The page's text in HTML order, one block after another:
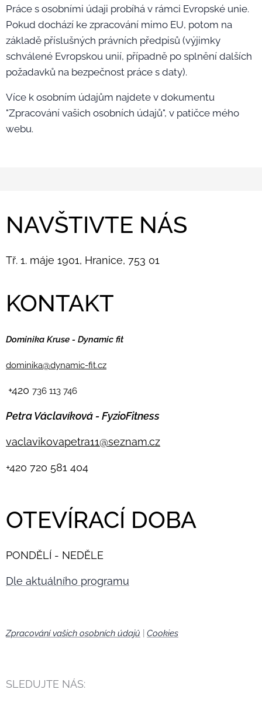
Práce s osobními údaji probíhá v rámci Evropské unie.
Pokud dochází ke zpracování mimo EU, potom na
základě příslušných právních předpisů (výjimky
schválené Evropskou unií, případně po splnění dalších
požadavků na bezpečnost práce s daty).
Více k osobním údajům najdete v dokumentu
"Zpracování vašich osobních údajů", v patičce mého
webu.
NAVŠTIVTE NÁS
Tř. 1. máje 1901, Hranice, 753 01
KONTAKT
Dominika Kruse - Dynamic fit
dominika@dynamic-fit.cz
+420 736 113 746
Petra Václavíková - FyzioFitness
vaclavikovapetra11@seznam.cz
+420 720 581 404
OTEVÍRACÍ DOBA
PONDĚLÍ - NEDĚLE
Dle aktuálního programu
Zpracování vašich osobních údajů Cookies
SLEDUJTE NÁS: